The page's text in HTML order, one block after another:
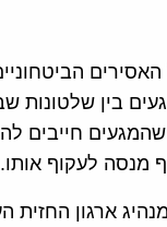
בין
חייבים
מנסה לעקוף אותו.
ארגון החזית